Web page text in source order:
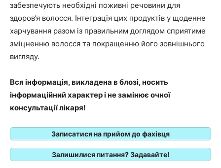
забезпечують необхідні поживні речовини для
здоров’я волосся. Інтеграція цих продуктів у щоденне
харчування разом із правильним доглядом сприятиме
зміцненню волосся та покращенню його зовнішнього
вигляду.
Вся інформація, викладена в блозі, носить
інформаційний характер і не замінює очної
консультації лікаря!
Записатися на прийом до фахівця
Залишилися питання? Задавайте!